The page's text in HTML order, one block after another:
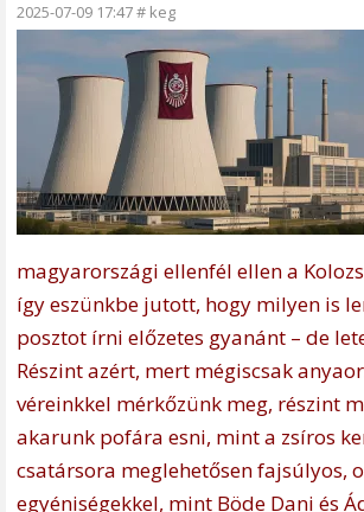
2025-07-09 17:47# keg
magyarországi ellenfél ellen a
így eszünkbe jutott, hogy milyen is
posztot írni előzetes gyanánt – de
Részint azért, mert mégiscsak
véreinkkel mérkőzünk meg, részint
akarunk pofára esni, mint a zsíros
csatársora meglehetősen fajsúlyos,
egyéniségekkel, mint Böde Dani és